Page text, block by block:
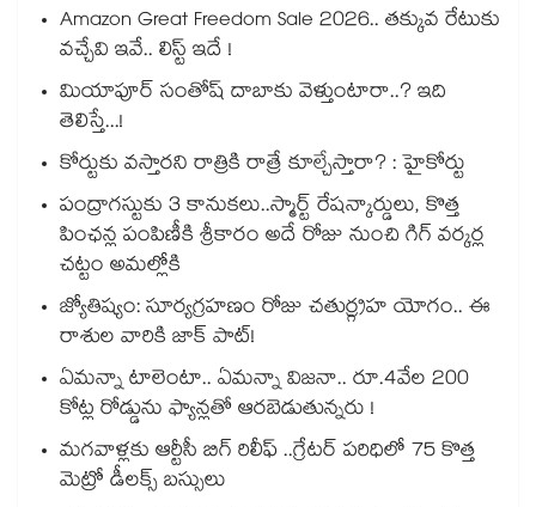
Amazon Great Freedom Sale 2026.. తక్కువ రేటుకు
వచ్చేవి ఇవే.. లిస్ట్ ఇదే !
మియాపూర్ సంతోష్ దాబాకు వెళ్తుంటారా..? ఇది
తెలిస్తే...!
కోర్టుకు వస్తారని రాత్రికి రాత్రే కూల్చేస్తారా? : హైకోర్టు
పంద్రాగస్టుకు 3 కానుకలు..స్మార్ట్ రేషన్కార్డులు, కొత్త
పింఛన్ల పంపిణీకి శ్రీకారం అదే రోజు నుంచి గిగ్ వర్కర్ల
చట్టం అమల్లోకి
జ్యోతిష్యం: సూర్యగ్రహణం రోజు చతుర్గ్రహ యోగం.. ఈ
రాశుల వారికి జాక్ పాట్!
ఏమన్నా టాలెంటా.. ఏమన్నా విజనా.. రూ.4వేల 200
కోట్ల రోడ్డును ఫ్యాన్లతో ఆరబెడుతున్నరు !
మగవాళ్లకు ఆర్టీసీ బిగ్ రిలీఫ్ ..గ్రేటర్ పరిధిలో 75 కొత్త
మెట్రో డీలక్స్ బస్సులు